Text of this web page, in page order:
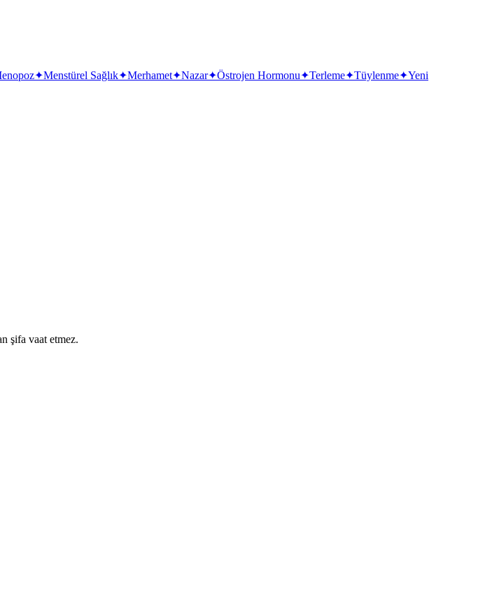
✦Menstürel Sağlık✦Merhamet✦Nazar✦Östrojen Hormonu✦Terleme✦Tüylenme✦Yeni
şifa vaat etmez.